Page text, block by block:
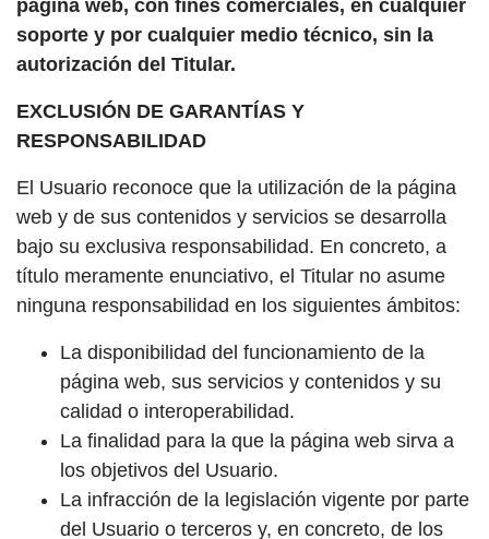
página web, con fines comerciales, en cualquier
soporte y por cualquier medio técnico, sin la
autorización del Titular.
EXCLUSIÓN DE GARANTÍAS Y
RESPONSABILIDAD
El Usuario reconoce que la utilización de la página
web y de sus contenidos y servicios se desarrolla
bajo su exclusiva responsabilidad. En concreto, a
título meramente enunciativo, el Titular no asume
ninguna responsabilidad en los siguientes ámbitos:
La disponibilidad del funcionamiento de la
página web, sus servicios y contenidos y su
calidad o interoperabilidad.
La finalidad para la que la página web sirva a
los objetivos del Usuario.
La infracción de la legislación vigente por parte
del Usuario o terceros y, en concreto, de los